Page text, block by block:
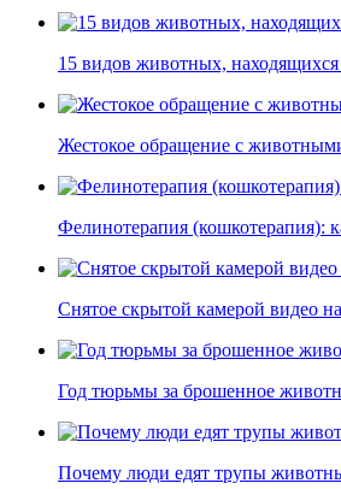
15 видов животных,
Жестокое обращение с
Фелинотерапия (кошкотерапия):
Снятое скрытой камерой видео
Год тюрьмы за брошенное
Почему люди едят трупы